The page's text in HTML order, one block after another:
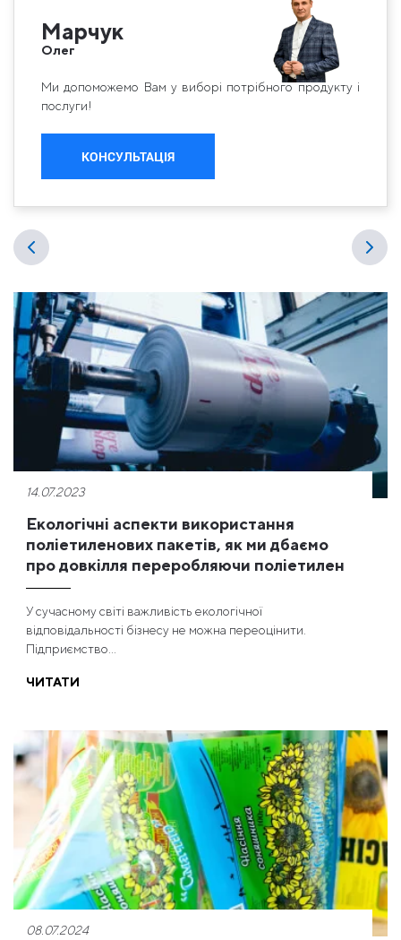
Марчук
Олег
Ми допоможемо Вам у виборі потрібного продукту і
послуги!
КОНСУЛЬТАЦІЯ
14.07.2023
Екологічні аспекти використання
поліетиленових пакетів, як ми дбаємо
про довкілля переробляючи поліетилен
У сучасному світі важливість екологічної
відповідальності бізнесу не можна переоцінити.
Підприємство...
ЧИТАТИ
08.07.2024